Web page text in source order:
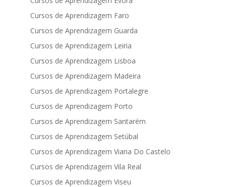
Cursos de Aprendizagem Faro
Cursos de Aprendizagem Guarda
Cursos de Aprendizagem Leiria
Cursos de Aprendizagem Lisboa
Cursos de Aprendizagem Madeira
Cursos de Aprendizagem Portalegre
Cursos de Aprendizagem Porto
Cursos de Aprendizagem Santarém
Cursos de Aprendizagem Setúbal
Cursos de Aprendizagem Viana Do Castelo
Cursos de Aprendizagem Vila Real
Cursos de Aprendizagem Viseu